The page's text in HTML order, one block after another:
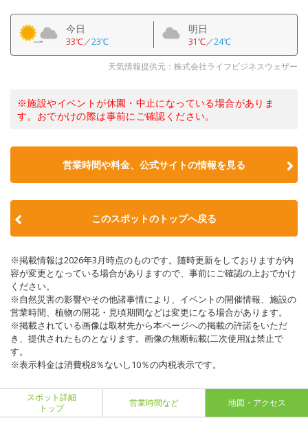
今日
33℃／23℃
明日
31℃／24℃
天気情報提供元：株式会社ライフビジネスウェザー
※施設やイベントが休園・中止になっている場合がありま
す。おでかけの際は事前にご確認ください。
営業時間や料金、公式サイトの情報を見る
このスポットのトップへ戻る
※掲載情報は2026年3月時点のものです。随時更新をしておりますが内
容が変更となっている場合がありますので、事前にご確認の上おでかけ
ください。
※自然災害の影響やその他諸事情により、イベントの開催情報、施設の
営業時間、植物の開花・見頃期間などは変更になる場合があります。
※掲載されている画像は取材先から本ページへの掲載の許諾をいただ
き、提供されたものとなります。画像の無断転載(二次使用)は禁止で
す。
※表示料金は消費税8％ないし10％の内税表示です。
スポット詳細
トップ
営業時間など 地図・アクセス